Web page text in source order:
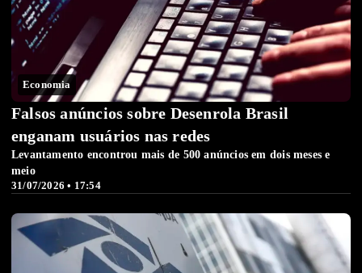
Economia
31/07/2026 • 17:54
Falsos anúncios sobre Desenrola Brasil
enganam usuários nas redes
Levantamento encontrou mais de 500 anúncios em dois meses e
meio